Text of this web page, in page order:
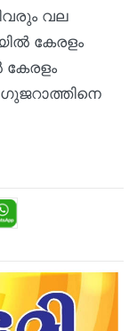
വല
കേരളം